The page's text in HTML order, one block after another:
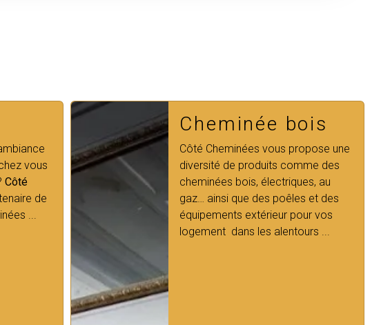
une
des
au
et des
vos
Cheministe
Vous recherchez unCheministe,
l'entrepriseCôté Cheminéesest à
votre disposition sur le secteur de
Rennes.
Notre équipe de p...